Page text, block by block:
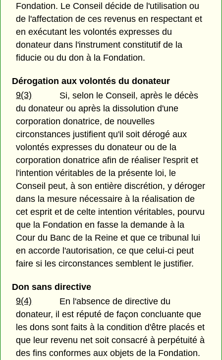
Fondation. Le Conseil décide de l'utilisation ou
de l'affectation de ces revenus en respectant et
en exécutant les volontés expresses du
donateur dans l'instrument constitutif de la
fiducie ou du don à la Fondation.
Dérogation aux volontés du donateur
9(3)
Si, selon le Conseil, après le décès
du donateur ou après la dissolution d'une
corporation donatrice, de nouvelles
circonstances justifient qu'il soit dérogé aux
volontés expresses du donateur ou de la
corporation donatrice afin de réaliser l'esprit et
l'intention véritables de la présente loi, le
Conseil peut, à son entière discrétion, y déroger
dans la mesure nécessaire à la réalisation de
cet esprit et de celte intention véritables, pourvu
que la Fondation en fasse la demande à la
Cour du Banc de la Reine et que ce tribunal lui
en accorde l'autorisation, ce que celui-ci peut
faire si les circonstances semblent le justifier.
Don sans directive
9(4)
En l'absence de directive du
donateur, il est réputé de façon concluante que
les dons sont faits à la condition d'être placés et
que leur revenu net soit consacré à perpétuité à
des fins conformes aux objets de la Fondation.